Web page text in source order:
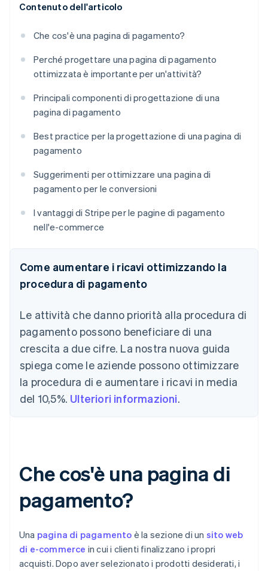
Contenuto dell'articolo
Che cos'è una pagina di pagamento?
Perché progettare una pagina di pagamento
ottimizzata è importante per un'attività?
Principali componenti di progettazione di una
pagina di pagamento
Best practice per la progettazione di una pagina di
pagamento
Suggerimenti per ottimizzare una pagina di
pagamento per le conversioni
I vantaggi di Stripe per le pagine di pagamento
nell'e-commerce
Come aumentare i ricavi ottimizzando la
procedura di pagamento
Le attività che danno priorità alla procedura di
pagamento possono beneficiare di una
crescita a due cifre. La nostra nuova guida
spiega come le aziende possono ottimizzare
la procedura di e aumentare i ricavi in media
del 10,5%. Ulteriori informazioni.
Che cos'è una pagina di
pagamento?
Una pagina di pagamento è la sezione di un sito web
di e-commerce in cui i clienti finalizzano i propri
acquisti. Dopo aver selezionato i prodotti desiderati, i